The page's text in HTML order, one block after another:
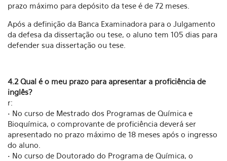
prazo máximo para depósito da tese é de 72 meses.
Após a definição da Banca Examinadora para o Julgamento
da defesa da dissertação ou tese, o aluno tem 105 dias para
defender sua dissertação ou tese.
4.2 Qual é o meu prazo para apresentar a proficiência de
inglês?
r:
• No curso de Mestrado dos Programas de Química e
Bioquímica, o comprovante de proficiência deverá ser
apresentado no prazo máximo de 18 meses após o ingresso
do aluno.
• No curso de Doutorado do Programa de Química, o